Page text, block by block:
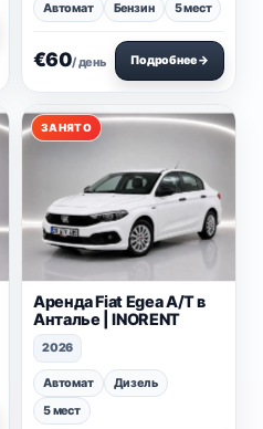
Автомат Бензин 5 мест
€60/ день Подробнее →
ЗАНЯТО
Аренда Fiat Egea A/T в
Анталье | INORENT
2026
Автомат
Дизель
5 мест